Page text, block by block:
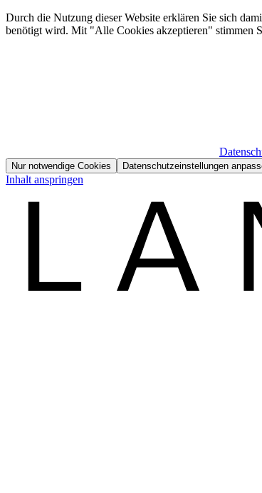
Durch die Nutzung dieser Website erklären Sie sich
benötigt wird. Mit "Alle Cookies akzeptieren" stimmen
Nur notwendige Cookies Datenschutzeinstellungen
Inhalt anspringen